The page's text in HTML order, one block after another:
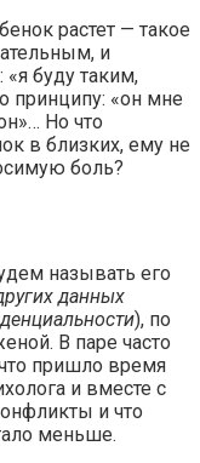
растет — такое
и
буду таким,
принципу: «он мне
Но что
в близких, ему не
боль?
называть его
данных
), по
В паре часто
пришло время
и вместе с
и что
меньше.